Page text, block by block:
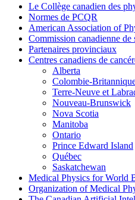
Le Collège canadien des
Normes de PCQR
American Association of
Commission canadienne de
Partenaires provinciaux
Centres canadiens de
Alberta
Colombie-
Terre-Neuve et
Nouveau-Brunswick
Nova Scotia
Manitoba
Ontario
Prince Edward Island
Québec
Saskatchewan
Medical Physics for World
Organization of Medical